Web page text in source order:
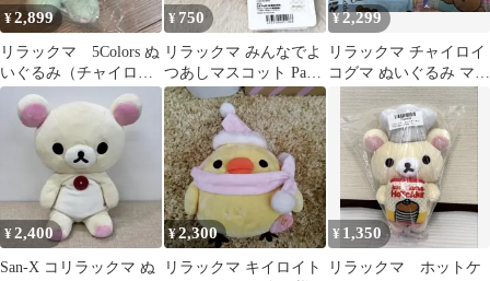
¥2,899
リラックマ 5Colors ぬ
いぐるみ（チャイロイ
コグマ・だいすきな森
のお友達）
¥ 750
リラックマ みんなでよ
つあしマスコット Part2
リラックマ
¥2,299
リラックマ チャイロイ
コグマ ぬいぐるみ マス
コット その他グッズ ま
とめ売り
¥2,400
San-X コリラックマ ぬ
¥2,300
リラックマ キイロイト
¥ 1,350
リラックマ ホットケ